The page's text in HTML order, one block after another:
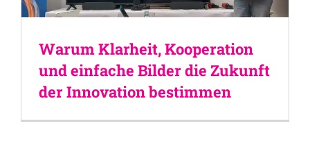
Warum Klarheit, Kooperation
und einfache Bilder die Zukunft
der Innovation bestimmen